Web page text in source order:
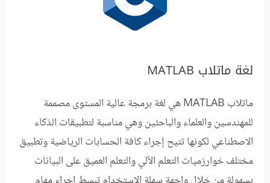
لغة ماتلاب MATLAB
ماتلاب MATLAB هي لغة برمجة عالية المستوى مصممة
للمهندسين والعلماء والباحثين وهي مناسبة لتطبيقات الذكاء
الاصطناعي لكونها تتيح إجراء كافة الحسابات الرياضية وتطبيق
مختلف خوارزميات التعلم الآلي والتعلم العميق على البيانات